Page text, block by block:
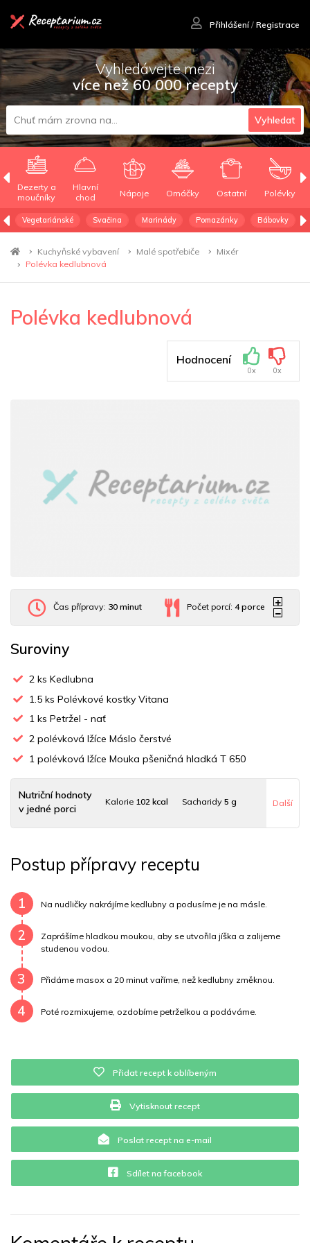
Přihlášení/ Registrace
Vyhledávejte mezi
více než 60 000 recepty
Vyhledat
Dezerty a
moučníky
Hlavní
chod
Nápoje Omáčky Ostatní Polévky
Vegetariánské Svačina Marinády Pomazánky Bábovky
Kuchyňské vybavení Malé spotřebiče
Mixér
Polévka kedlubnová
Polévka kedlubnová
Hodnocení
0x 0x
Čas přípravy: 30 minut Počet porcí:4 porce
Suroviny
2 ks Kedlubna
1.5 ks Polévkové kostky Vitana
1 ks Petržel - nať
2 polévková lžíce Máslo čerstvé
1 polévková lžíce Mouka pšeničná hladká T 650
Nutriční hodnoty
v jedné porci
Kalorie 102 kcal Sacharidy 5 g
Uhlovodany 5 g Cholesterol12 mg
Draslík145.3 mg Vláknina 2752.5 mg
Vitamín A 0.1 mg
Vitamín E
Další
Postup přípravy receptu
1 Na nudličky nakrájíme kedlubny a podusíme je na másle.
2
Zaprášíme hladkou moukou, aby se utvořila jíška a zalijeme
studenou vodou.
3 Přidáme masox a 20 minut vaříme, než kedlubny změknou.
4 Poté rozmixujeme, ozdobíme petrželkou a podáváme.
Přidat recept k oblíbeným
Vytisknout recept
Poslat recept na e-mail
Sdílet na facebook